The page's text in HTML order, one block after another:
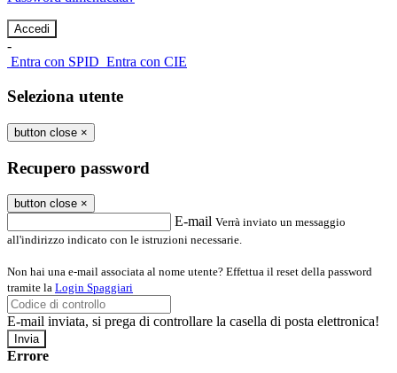
-
Entra con SPID Entra con CIE
Seleziona utente
button close ×
Recupero password
button close ×
E-mail Verrà inviato un messaggio
all'indirizzo indicato con le istruzioni necessarie.
Non hai una e-mail associata al nome utente? Effettua il reset della password
tramite la Login Spaggiari
E-mail inviata, si prega di controllare la casella di posta elettronica!
Errore